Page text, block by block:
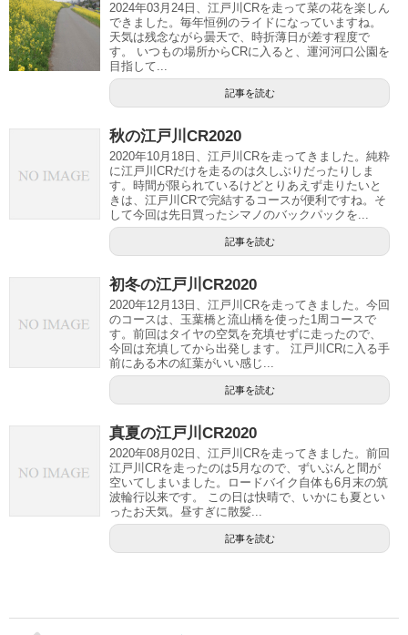
2024年03月24日、江戸川CRを走って菜の花を楽しん
できました。毎年恒例のライドになっていますね。
天気は残念ながら曇天で、時折薄日が差す程度で
す。 いつもの場所からCRに入ると、運河河口公園を
目指して...
記事を読む
秋の江戸川CR2020
2020年10月18日、江戸川CRを走ってきました。純粋
に江戸川CRだけを走るのは久しぶりだったりしま
す。時間が限られているけどとりあえず走りたいと
きは、江戸川CRで完結するコースが便利ですね。そ
して今回は先日買ったシマノのバックパックを...
記事を読む
初冬の江戸川CR2020
2020年12月13日、江戸川CRを走ってきました。今回
のコースは、玉葉橋と流山橋を使った1周コースで
す。前回はタイヤの空気を充填せずに走ったので、
今回は充填してから出発します。 江戸川CRに入る手
前にある木の紅葉がいい感じ...
記事を読む
真夏の江戸川CR2020
2020年08月02日、江戸川CRを走ってきました。前回
江戸川CRを走ったのは5月なので、ずいぶんと間が
空いてしまいました。ロードバイク自体も6月末の筑
波輪行以来です。 この日は快晴で、いかにも夏とい
ったお天気。昼すぎに散髪...
記事を読む